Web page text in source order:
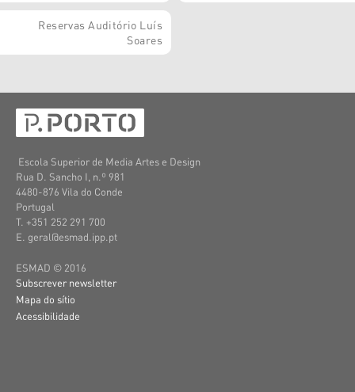
Reservas Auditório Luís
Soares
Escola Superior de Media Artes e Design
Rua D. Sancho I, n.º 981
4480-876 Vila do Conde
Portugal
T. +351 252 291 700
E. geral@esmad.ipp.pt
ESMAD © 2016
Subscrever newsletter
Mapa do sítio
Acessibilidade